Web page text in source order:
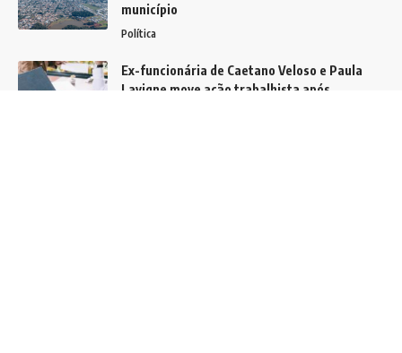
município
Política
Ex-funcionária de Caetano Veloso e Paula
Lavigne move ação trabalhista após